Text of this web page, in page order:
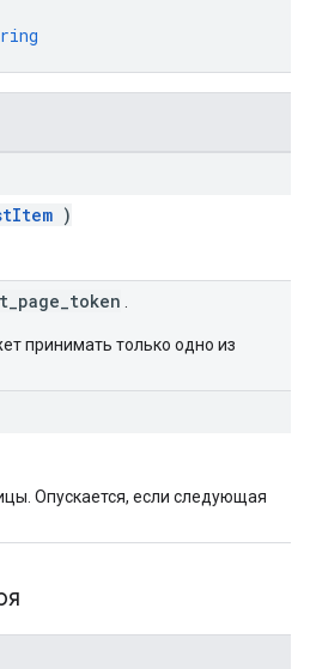
)
принимать только одно из
Опускается, если следующая